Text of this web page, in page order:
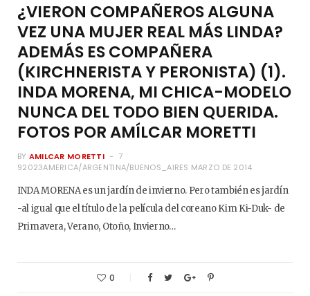
¿VIERON COMPAÑEROS ALGUNA
VEZ UNA MUJER REAL MÁS LINDA?
ADEMÁS ES COMPAÑERA
(KIRCHNERISTA Y PERONISTA) (1).
INDA MORENA, MI CHICA-MODELO
NUNCA DEL TODO BIEN QUERIDA.
FOTOS POR AMÍLCAR MORETTI
BY AMILCAR MORETTI
7
92023AMERICA/ARGENTINA/BUENOS_AIRES MARZO DE 2014
INDA MORENA es un jardín de invierno. Pero también es jardín
-al igual que el título de la película del coreano Kim Ki-Duk- de
Primavera, Verano, Otoño, Invierno…
0